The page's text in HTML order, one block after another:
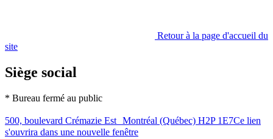
Retour à la page d'accueil du
site
Siège social
* Bureau fermé au public
500, boulevard Crémazie Est Montréal (Québec) H2P 1E7Ce lien
s'ouvrira dans une nouvelle fenêtre